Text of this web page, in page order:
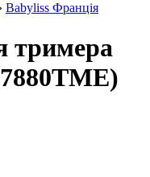
Babyliss Франція
тримера